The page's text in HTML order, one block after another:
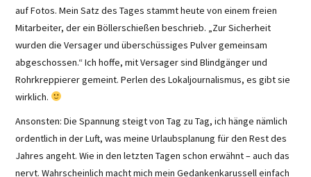
auf Fotos. Mein Satz des Tages stammt heute von einem freien
Mitarbeiter, der ein Böllerschießen beschrieb. „Zur Sicherheit
wurden die Versager und überschüssiges Pulver gemeinsam
abgeschossen.“ Ich hoffe, mit Versager sind Blindgänger und
Rohrkreppierer gemeint. Perlen des Lokaljournalismus, es gibt sie
wirklich.
Ansonsten: Die Spannung steigt von Tag zu Tag, ich hänge nämlich
ordentlich in der Luft, was meine Urlaubsplanung für den Rest des
Jahres angeht. Wie in den letzten Tagen schon erwähnt – auch das
nervt. Wahrscheinlich macht mich mein Gedankenkarussell einfach